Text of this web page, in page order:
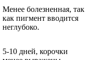
Менее болезненная, так
как пигмент вводится
неглубоко.
5-10 дней, корочки